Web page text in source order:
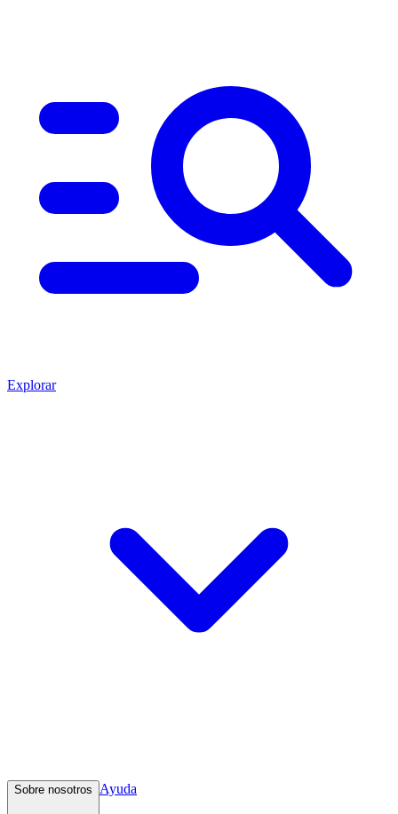
Explorar
Sobre nosotros Ayuda